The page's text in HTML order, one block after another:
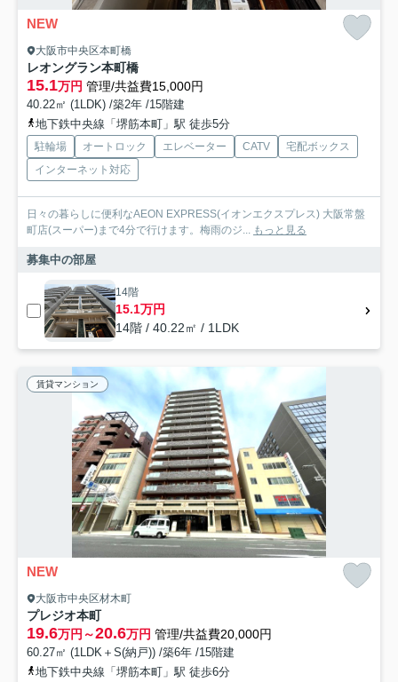
NEW
大阪市中央区本町橋
レオングラン本町橋
15.1万円 管理/共益費15,000円
40.22㎡ (1LDK) /築2年 /15階建
地下鉄中央線「堺筋本町」駅 徒歩5分
駐輪場 オートロック エレベーター CATV
宅配ボックス
インターネット対応
日々の暮らしに便利なAEON EXPRESS(イオンエクスプレス) 大阪常盤
町店(スーパー)まで4分で行けます。梅雨のジ... もっと見る
募集中の部屋
14階
15.1万円
14階 / 40.22㎡ / 1LDK
賃貸マンション
NEW
大阪市中央区材木町
プレジオ本町
19.6万円～20.6万円 管理/共益費20,000円
60.27㎡ (1LDK＋S(納戸)) /築6年 /15階建
地下鉄中央線「堺筋本町」駅 徒歩6分